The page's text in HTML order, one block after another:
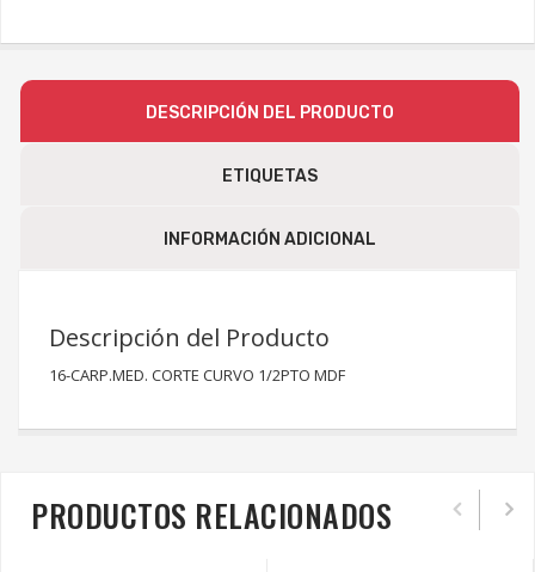
DESCRIPCIÓN DEL PRODUCTO
ETIQUETAS
INFORMACIÓN ADICIONAL
Descripción del Producto
16-CARP.MED. CORTE CURVO 1/2PTO MDF
PRODUCTOS RELACIONADOS